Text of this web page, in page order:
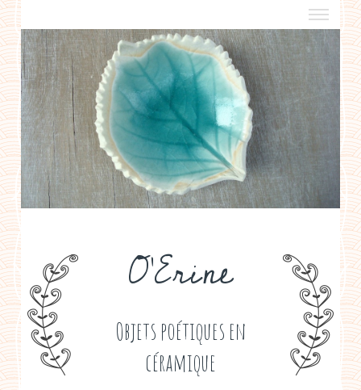
O'Erine
Objets poétiques en
céramique
a propos
boutiques de créateurs
contact
politique de confidentialité